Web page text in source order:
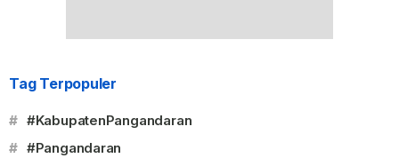
Tag Terpopuler
# #KabupatenPangandaran
# #Pangandaran